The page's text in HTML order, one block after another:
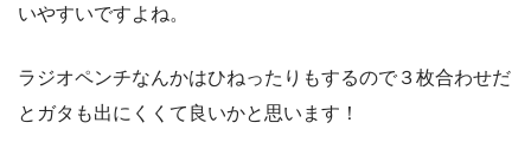
いやすいですよね。
ラジオペンチなんかはひねったりもするので３枚合わせだ
とガタも出にくくて良いかと思います！